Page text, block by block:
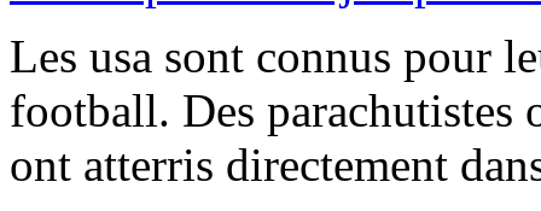
Les usa sont connus pour
football. Des parachutistes
ont atterris directement